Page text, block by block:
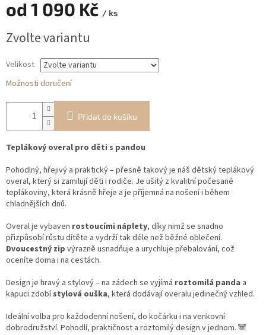
od 1 090 Kč / ks
cena:
Zvolte variantu
Velikost
Možnosti doručení
Přidat do košíku
Teplákový overal pro děti s pandou
Pohodlný, hřejivý a praktický – přesně takový je náš dětský teplákový
overal, který si zamilují děti i rodiče. Je ušitý z kvalitní počesané
teplákoviny, která krásně hřeje a je příjemná na nošení i během
chladnějších dnů.
Overal je vybaven rostoucími náplety, díky nimž se snadno
přizpůsobí růstu dítěte a vydrží tak déle než běžné oblečení.
Dvoucestný zip výrazně usnadňuje a urychluje přebalování, což
oceníte doma i na cestách.
Design je hravý a stylový – na zádech se vyjímá roztomilá panda a
kapuci zdobístylová ouška, která dodávají overalu jedinečný vzhled.
Ideální volba pro každodenní nošení, do kočárku i na venkovní
dobrodružství. Pohodlí, praktičnost a roztomilý design v jednom. 🐼